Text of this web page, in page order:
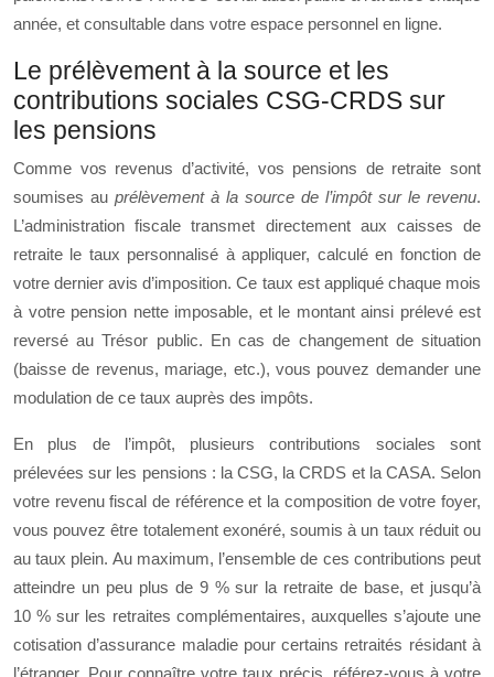
année, et consultable dans votre espace personnel en ligne.
Le prélèvement à la source et les
contributions sociales CSG-CRDS sur
les pensions
Comme vos revenus d’activité, vos pensions de retraite sont
soumises au prélèvement à la source de l’impôt sur le revenu.
L’administration fiscale transmet directement aux caisses de
retraite le taux personnalisé à appliquer, calculé en fonction de
votre dernier avis d’imposition. Ce taux est appliqué chaque mois
à votre pension nette imposable, et le montant ainsi prélevé est
reversé au Trésor public. En cas de changement de situation
(baisse de revenus, mariage, etc.), vous pouvez demander une
modulation de ce taux auprès des impôts.
En plus de l’impôt, plusieurs contributions sociales sont
prélevées sur les pensions : la CSG, la CRDS et la CASA. Selon
votre revenu fiscal de référence et la composition de votre foyer,
vous pouvez être totalement exonéré, soumis à un taux réduit ou
au taux plein. Au maximum, l’ensemble de ces contributions peut
atteindre un peu plus de 9 % sur la retraite de base, et jusqu’à
10 % sur les retraites complémentaires, auxquelles s’ajoute une
cotisation d’assurance maladie pour certains retraités résidant à
l’étranger. Pour connaître votre taux précis, référez-vous à votre